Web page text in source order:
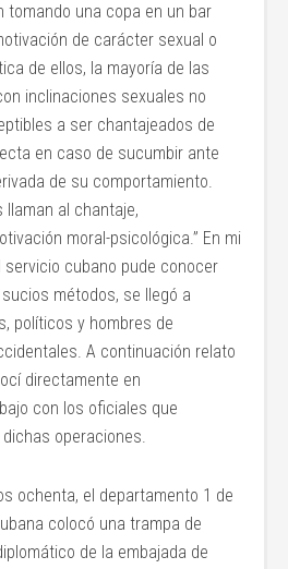
tomando una copa en un bar
de carácter sexual o
de ellos, la mayoría de las
inclinaciones sexuales no
a ser chantajeados de
en caso de sucumbir ante
de su comportamiento.
al chantaje,
moral-psicológica.” En mi
cubano pude conocer
métodos, se llegó a
políticos y hombres de
A continuación relato
directamente en
con los oficiales que
operaciones.
ochenta, el departamento 1 de
colocó una trampa de
de la embajada de